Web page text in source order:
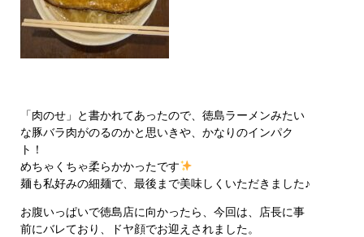
「肉のせ」と書かれてあったので、徳島ラーメンみたい
な豚バラ肉がのるのかと思いきや、かなりのインパク
ト！
めちゃくちゃ柔らかかったです
麺も私好みの細麺で、最後まで美味しくいただきました♪
お腹いっぱいで徳島店に向かったら、今回は、店長に事
前にバレており、ドヤ顔でお迎えされました。